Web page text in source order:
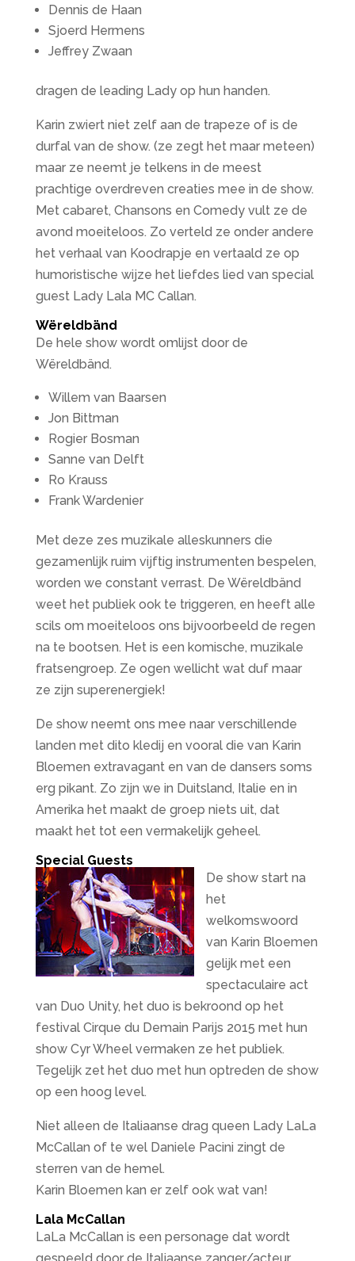
Dennis de Haan
Sjoerd Hermens
Jeffrey Zwaan
dragen de leading Lady op hun handen.
Karin zwiert niet zelf aan de trapeze of is de
durfal van de show. (ze zegt het maar meteen)
maar ze neemt je telkens in de meest
prachtige overdreven creaties mee in de show.
Met cabaret, Chansons en Comedy vult ze de
avond moeiteloos. Zo verteld ze onder andere
het verhaal van Koodrapje en vertaald ze op
humoristische wijze het liefdes lied van special
guest Lady Lala MC Callan.
Wëreldbänd
De hele show wordt omlijst door de
Wëreldbänd.
Willem van Baarsen
Jon Bittman
Rogier Bosman
Sanne van Delft
Ro Krauss
Frank Wardenier
Met deze zes muzikale alleskunners die
gezamenlijk ruim vijftig instrumenten bespelen,
worden we constant verrast. De Wëreldbänd
weet het publiek ook te triggeren, en heeft alle
scils om moeiteloos ons bijvoorbeeld de regen
na te bootsen. Het is een komische, muzikale
fratsengroep. Ze ogen wellicht wat duf maar
ze zijn superenergiek!
De show neemt ons mee naar verschillende
landen met dito kledij en vooral die van Karin
Bloemen extravagant en van de dansers soms
erg pikant. Zo zijn we in Duitsland, Italie en in
Amerika het maakt de groep niets uit, dat
maakt het tot een vermakelijk geheel.
Special Guests
De show start na
het
welkomswoord
van Karin Bloemen
gelijk met een
spectaculaire act
van Duo Unity, het duo is bekroond op het
festival Cirque du Demain Parijs 2015 met hun
show Cyr Wheel vermaken ze het publiek.
Tegelijk zet het duo met hun optreden de show
op een hoog level.
Niet alleen de Italiaanse drag queen Lady LaLa
McCallan of te wel Daniele Pacini zingt de
sterren van de hemel.
Karin Bloemen kan er zelf ook wat van!
Lala McCallan
LaLa McCallan is een personage dat wordt